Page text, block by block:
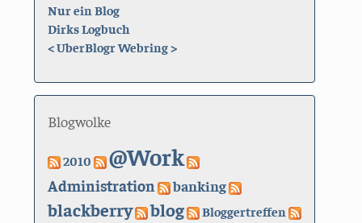
Nur ein Blog
Dirks Logbuch
<UberBlogr Webring>
Blogwolke
2010 @Work
Administration banking
blackberry blog Bloggertreffen